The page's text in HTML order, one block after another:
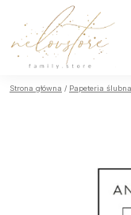
Ślub i
Strona główna / Papeteria ślubna